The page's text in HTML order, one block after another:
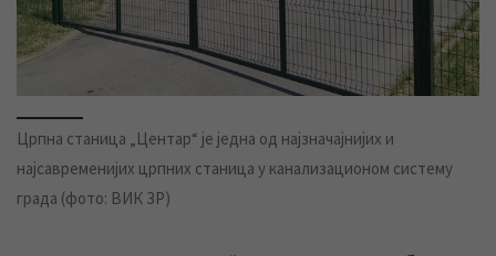
Црпна станица „Центар“ је једна од најзначајнијих и
најсавременијих црпних станица у канализационом систему
града (фото: ВИК ЗР)